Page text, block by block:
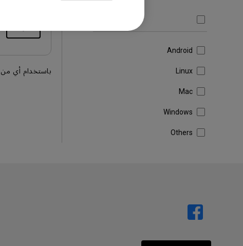
Android
Linux
Mac
Windows
Others
باستخدام أي